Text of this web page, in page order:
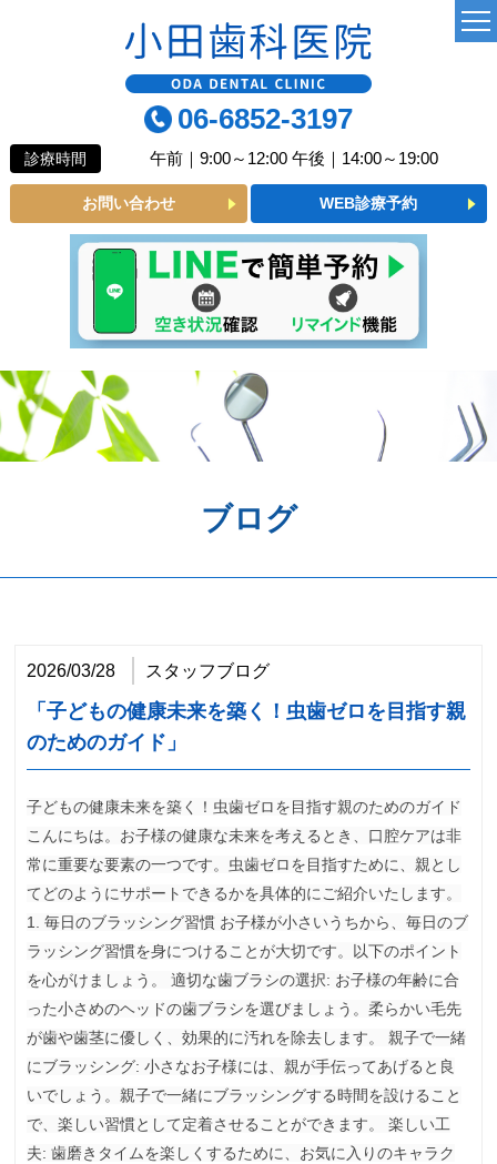
06-6852-3197
診療時間 午前｜9:00～12:00 午後｜14:00～19:00
お問い合わせ WEB診療予約
よくあるご質問
診療MENU
一般歯科
小児歯科
予防歯科
審美メニュー
ホワイトニング
治療の流れ
料金表
ブログ
2026/03/28 スタッフブログ
「子どもの健康未来を築く！虫歯ゼロを目指す親
のためのガイド」
子どもの健康未来を築く！虫歯ゼロを目指す親のためのガイド
こんにちは。お子様の健康な未来を考えるとき、口腔ケアは非
常に重要な要素の一つです。虫歯ゼロを目指すために、親とし
てどのようにサポートできるかを具体的にご紹介いたします。
1. 毎日のブラッシング習慣 お子様が小さいうちから、毎日のブ
ラッシング習慣を身につけることが大切です。以下のポイント
を心がけましょう。 適切な歯ブラシの選択: お子様の年齢に合
った小さめのヘッドの歯ブラシを選びましょう。柔らかい毛先
が歯や歯茎に優しく、効果的に汚れを除去します。 親子で一緒
にブラッシング: 小さなお子様には、親が手伝ってあげると良
いでしょう。親子で一緒にブラッシングする時間を設けること
で、楽しい習慣として定着させることができます。 楽しい工
夫: 歯磨きタイムを楽しくするために、お気に入りのキャラク